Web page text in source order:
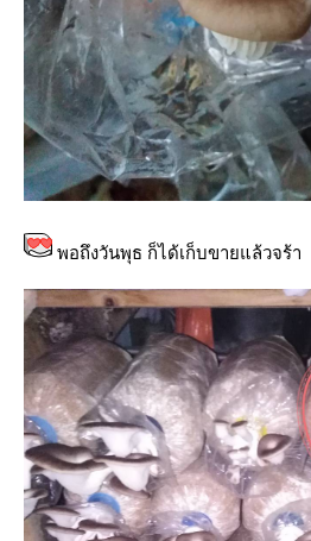
พอถึงวันพุธ ก็ได้เก็บขายแล้วจร้า